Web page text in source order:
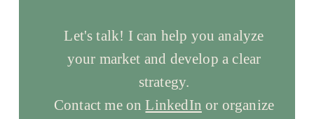
Let's talk! I can help you analyze
your market and develop a clear
strategy.
Contact me onLinkedIn or organize